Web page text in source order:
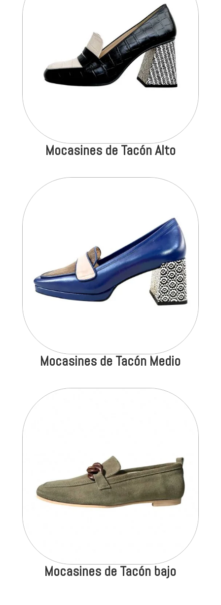
Mocasines de Tacón Alto
Mocasines de Tacón Medio
Mocasines de Tacón bajo